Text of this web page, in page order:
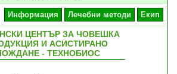
Информация Лечебни методи Екип
ЦЕНТЪР ЗА ЧОВЕШКА
И АСИСТИРАНО
- ТЕХНОБИОС